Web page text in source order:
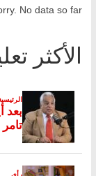
No data so far.
الأكثر